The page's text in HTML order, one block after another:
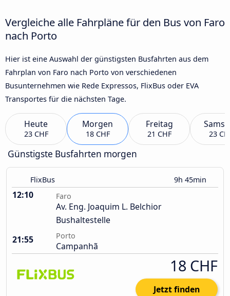
Vergleiche alle Fahrpläne für den Bus von Faro
nach Porto
Hier ist eine Auswahl der günstigsten Busfahrten aus dem
Fahrplan von Faro nach Porto von verschiedenen
Busunternehmen wie Rede Expressos, FlixBus oder EVA
Transportes für die nächsten Tage.
Heute
23 CHF
Morgen
18 CHF
Freitag
21 CHF 23
Günstigste Busfahrten morgen
FlixBus 9h 45min
12:10 Faro
Av. Eng. Joaquim L. Belchior
Bushaltestelle
21:55
Porto
Campanhã
18 CHF
Jetzt finden